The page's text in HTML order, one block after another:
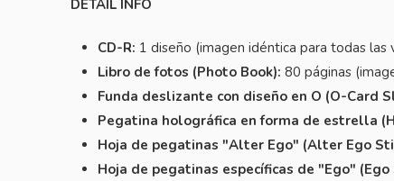
DETAIL INFO
CD-R: 1 diseño (imagen idéntica para todas las
Libro de fotos (Photo Book): 80 páginas
Funda deslizante con diseño en O (O-Card
Pegatina holográfica en forma de estrella
Hoja de pegatinas "Alter Ego" (Alter Ego
Hoja de pegatinas específicas de "Ego"